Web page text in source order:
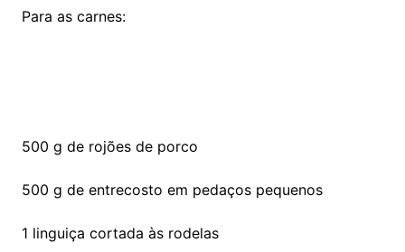
Para as carnes:
500 g de rojões de porco
500 g de entrecosto em pedaços pequenos
1 linguiça cortada às rodelas